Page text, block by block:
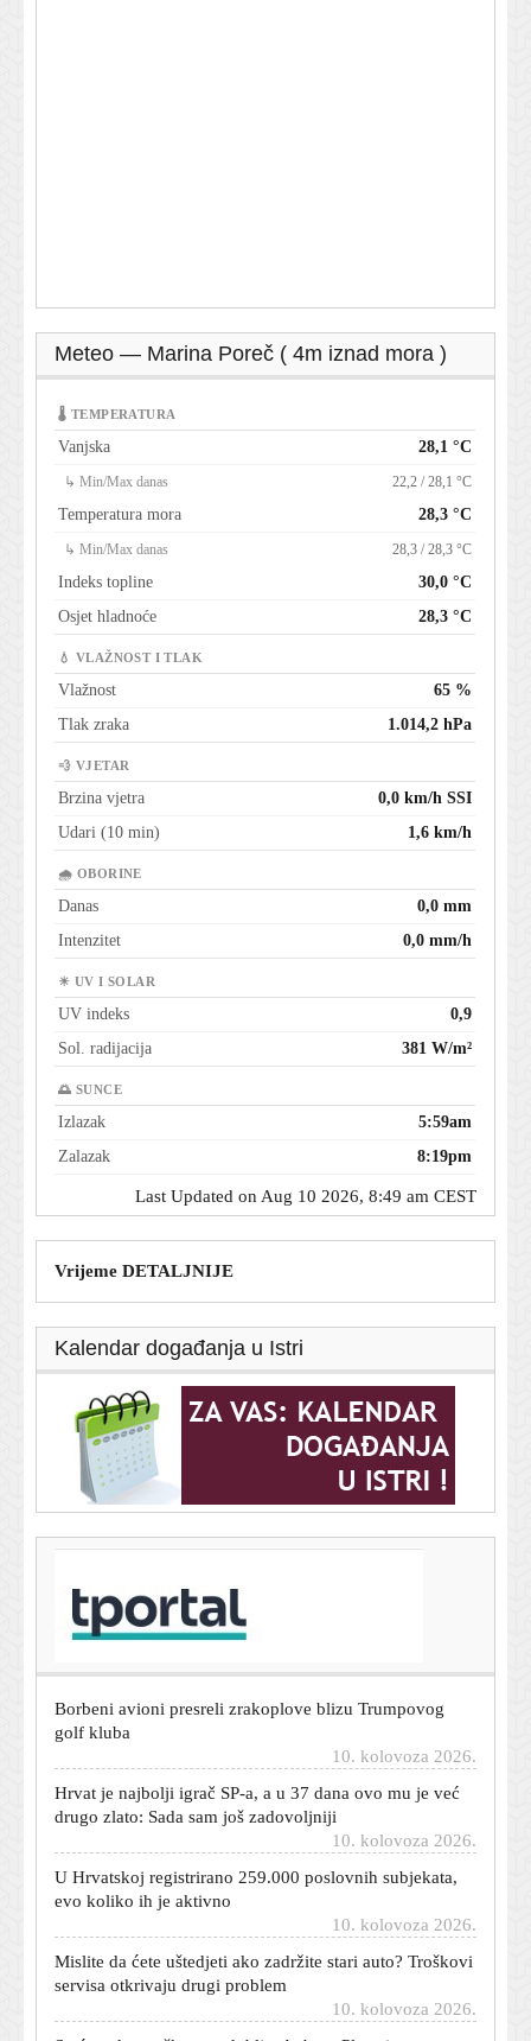
Meteo — Marina Poreč ( 4m iznad mora )
🌡 TEMPERATURA
Vanjska 28,1 °C
↳ Min/Max danas 22,2 / 28,1 °C
Temperatura mora 28,3 °C
↳ Min/Max danas 28,3 / 28,3 °C
Indeks topline
30,0 °C
Osjet hladnoće
28,3 °C
💧 VLAŽNOST I TLAK
Vlažnost
65 %
Tlak zraka
1.014,2 hPa
💨 VJETAR
Brzina vjetra
0,0 km/h SSI
Udari (10 min)
1,6 km/h
🌧 OBORINE
Danas
0,0 mm
Intenzitet
0,0 mm/h
☀ UV I SOLAR
UV indeks
0,9
Sol. radijacija
381 W/m²
🌅 SUNCE
Izlazak
5:59am
Zalazak
8:19pm
Last Updated on Aug 10 2026, 8:49 am CEST
Vrijeme DETALJNIJE
Kalendar događanja u Istri
U Rusiju stigla specijalna jedinica Korejaca: Nose oružje
kojeg se Ukrajinci najviše boje
golf kluba
drugo zlato: Sada sam još zadovoljniji
10. kolovoza 2026.
evo koliko ih je aktivno
servisa otkrivaju drugi problem